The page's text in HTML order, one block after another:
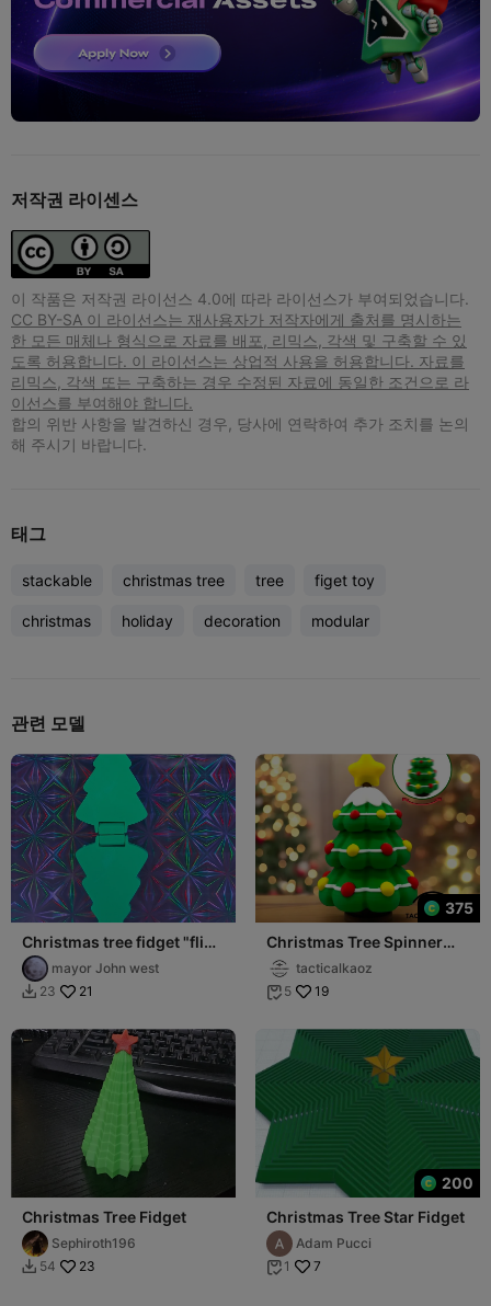
저작권 라이센스
이 작품은 저작권 라이선스 4.0에 따라 라이선스가 부여되었습니다.
CC BY-SA 이 라이선스는 재사용자가 저작자에게 출처를 명시하는
한 모든 매체나 형식으로 자료를 배포, 리믹스, 각색 및 구축할 수 있
도록 허용합니다. 이 라이선스는 상업적 사용을 허용합니다. 자료를
리믹스, 각색 또는 구축하는 경우 수정된 자료에 동일한 조건으로 라
이선스를 부여해야 합니다.
합의 위반 사항을 발견하신 경우, 당사에 연락하여 추가 조치를 논의
해 주시기 바랍니다.
태그
stackable christmas tree tree figet toy
christmas holiday decoration modular
관련 모델
Christmas tree fidget "flip
and spin"mayor John west
 23 21
375
Christmas Tree Spinner
Fidget - Holiday Display &
Fun Fidget
tacticalkaoz
 5 19
Christmas Tree Fidget
Sephiroth196
 54 23
200
Christmas Tree Star Fidget
Adam Pucci
 1 7